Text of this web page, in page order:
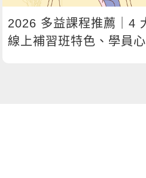
2026 多益課程推薦｜4
線上補習班特色、學員